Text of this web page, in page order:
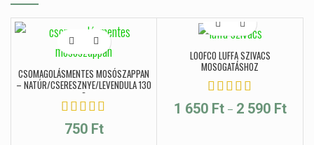
CSOMAGOLÁSMENTES MOSÓSZAPPAN
– NATÚR/CSERESZNYE/LEVENDULA 130
G
750 Ft
LOOFCO LUFFA SZIVACS
MOSOGATÁSHOZ
1 650 Ft – 2 590 Ft